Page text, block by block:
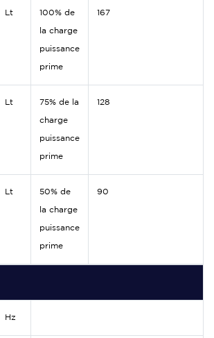
Lt 100% de
la charge
puissance
prime
167
Lt 75% de la
charge
puissance
prime
128
Lt 50% de
la charge
puissance
prime
90
Hz